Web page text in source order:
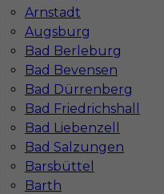
Arnstadt
Augsburg
Bad Berleburg
Bad Bevensen
Bad Dürrenberg
Bad Friedrichshall
Bad Liebenzell
Bad Salzungen
Barsbüttel
Barth
Lokalizacja
Wymagane języki
Stawka 14 - 16 € / h